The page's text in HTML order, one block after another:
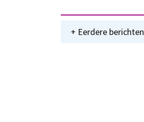
+ Eerdere berichten